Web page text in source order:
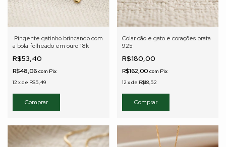
Pingente gatinho brincando com
a bola folheado em ouro 18k
R$53,40
R$48,06 com Pix
12 xde R$5,49
Colar cão e gato e corações prata
925
R$180,00
R$162,00 com Pix
12 xde R$18,52